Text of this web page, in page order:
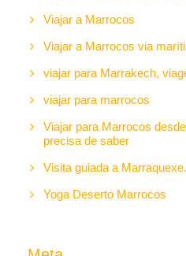
Viajar a Marrocos
Viajar a Marrocos via
viajar para Marrakech,
viajar para marrocos
Viajar para Marrocos
precisa de saber
Visita guiada a Marraquexe.
Yoga Deserto Marrocos